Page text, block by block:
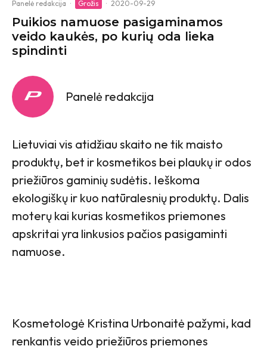
Panelė redakcija · Grožis · 2020-09-29
Puikios namuose pasigaminamos
veido kaukės, po kurių oda lieka
spindinti
Panelė redakcija
Lietuviai vis atidžiau skaito ne tik maisto
produktų, bet ir kosmetikos bei plaukų ir odos
priežiūros gaminių sudėtis. Ieškoma
ekologiškų ir kuo natūralesnių produktų. Dalis
moterų kai kurias kosmetikos priemones
apskritai yra linkusios pačios pasigaminti
namuose.
Kosmetologė Kristina Urbonaitė pažymi, kad
renkantis veido priežiūros priemones